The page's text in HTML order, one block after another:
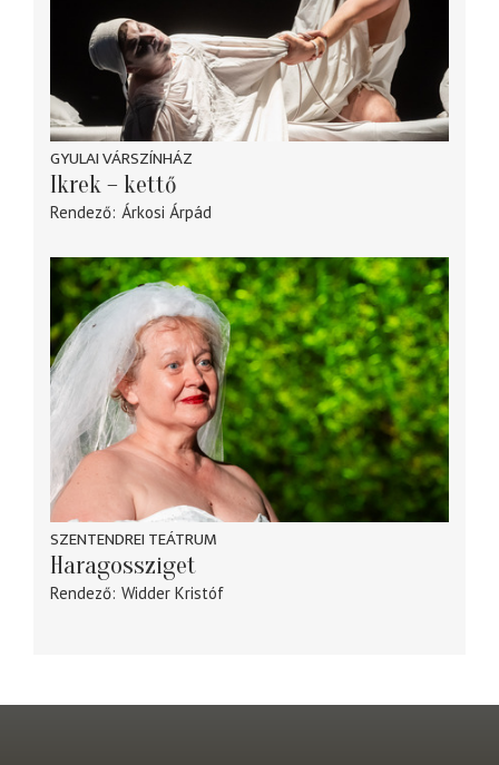
GYULAI VÁRSZÍNHÁZ
Ikrek – kettő
Rendező Árkosi Árpád
SZENTENDREI TEÁTRUM
Haragossziget
Rendező Widder Kristóf